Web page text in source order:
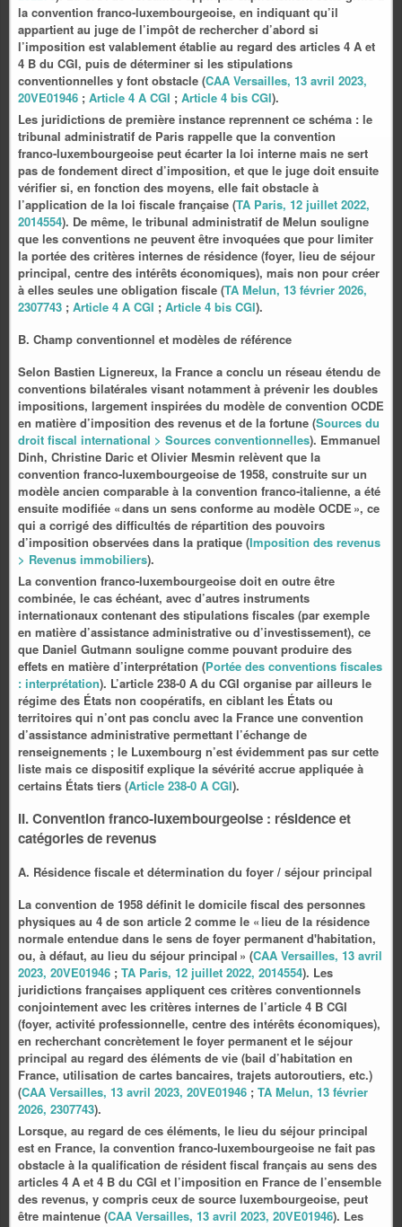
la convention franco‑luxembourgeoise, en indiquant qu’il
appartient au juge de l’impôt de rechercher d’abord si
l’imposition est valablement établie au regard des articles 4 A et
4 B du CGI, puis de déterminer si les stipulations
conventionnelles y font obstacle (CAA Versailles, 13 avril 2023,
20VE01946 ; Article 4 A CGI ; Article 4 bis CGI).
Les juridictions de première instance reprennent ce schéma : le
tribunal administratif de Paris rappelle que la convention
franco‑luxembourgeoise peut écarter la loi interne mais ne sert
pas de fondement direct d’imposition, et que le juge doit ensuite
vérifier si, en fonction des moyens, elle fait obstacle à
l’application de la loi fiscale française (TA Paris, 12 juillet 2022,
2014554). De même, le tribunal administratif de Melun souligne
que les conventions ne peuvent être invoquées que pour limiter
la portée des critères internes de résidence (foyer, lieu de séjour
principal, centre des intérêts économiques), mais non pour créer
à elles seules une obligation fiscale (TA Melun, 13 février 2026,
2307743 ; Article 4 A CGI ; Article 4 bis CGI).
B. Champ conventionnel et modèles de référence
Selon Bastien Lignereux, la France a conclu un réseau étendu de
conventions bilatérales visant notamment à prévenir les doubles
impositions, largement inspirées du modèle de convention OCDE
en matière d’imposition des revenus et de la fortune (Sources du
droit fiscal international > Sources conventionnelles). Emmanuel
Dinh, Christine Daric et Olivier Mesmin relèvent que la
convention franco‑luxembourgeoise de 1958, construite sur un
modèle ancien comparable à la convention franco‑italienne, a été
ensuite modifiée « dans un sens conforme au modèle OCDE », ce
qui a corrigé des difficultés de répartition des pouvoirs
d’imposition observées dans la pratique (Imposition des revenus
> Revenus immobiliers).
La convention franco‑luxembourgeoise doit en outre être
combinée, le cas échéant, avec d’autres instruments
internationaux contenant des stipulations fiscales (par exemple
en matière d’assistance administrative ou d’investissement), ce
que Daniel Gutmann souligne comme pouvant produire des
effets en matière d’interprétation (Portée des conventions fiscales
: interprétation). L’article 238‑0 A du CGI organise par ailleurs le
régime des États non coopératifs, en ciblant les États ou
territoires qui n’ont pas conclu avec la France une convention
d’assistance administrative permettant l’échange de
renseignements ; le Luxembourg n’est évidemment pas sur cette
liste mais ce dispositif explique la sévérité accrue appliquée à
certains États tiers (Article 238‑0 A CGI).
II. Convention franco‑luxembourgeoise : résidence et
catégories de revenus
A. Résidence fiscale et détermination du foyer / séjour principal
La convention de 1958 définit le domicile fiscal des personnes
physiques au 4 de son article 2 comme le « lieu de la résidence
normale entendue dans le sens de foyer permanent d'habitation,
ou, à défaut, au lieu du séjour principal » (CAA Versailles, 13 avril
2023, 20VE01946 ; TA Paris, 12 juillet 2022, 2014554). Les
juridictions françaises appliquent ces critères conventionnels
conjointement avec les critères internes de l’article 4 B CGI
(foyer, activité professionnelle, centre des intérêts économiques),
en recherchant concrètement le foyer permanent et le séjour
principal au regard des éléments de vie (bail d’habitation en
France, utilisation de cartes bancaires, trajets autoroutiers, etc.)
(CAA Versailles, 13 avril 2023, 20VE01946 ; TA Melun, 13 février
2026, 2307743).
Lorsque, au regard de ces éléments, le lieu du séjour principal
est en France, la convention franco‑luxembourgeoise ne fait pas
obstacle à la qualification de résident fiscal français au sens des
articles 4 A et 4 B du CGI et l’imposition en France de l’ensemble
des revenus, y compris ceux de source luxembourgeoise, peut
être maintenue (CAA Versailles, 13 avril 2023, 20VE01946). Les